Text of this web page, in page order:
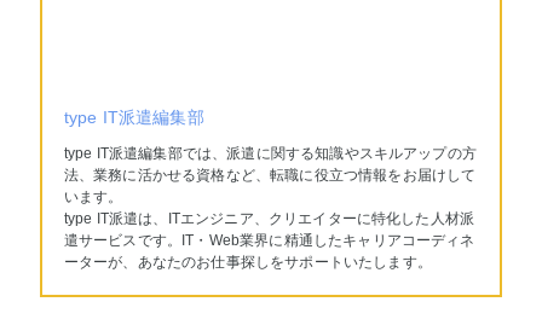
type IT派遣編集部
type IT派遣編集部では、派遣に関する知識やスキルアップの方
法、業務に活かせる資格など、転職に役立つ情報をお届けして
います。
type IT派遣は、ITエンジニア、クリエイターに特化した人材派
遣サービスです。IT・Web業界に精通したキャリアコーディネ
ーターが、あなたのお仕事探しをサポートいたします。